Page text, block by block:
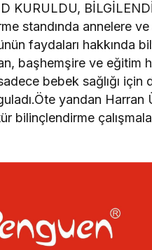
KURULDU,
standında annelere ve
faydaları hakkında
başhemşire ve eğitim
bebek sağlığı için
yandan
bilinçlendirme